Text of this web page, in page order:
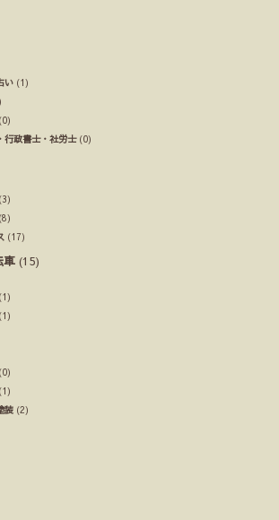
い (1)
(0)
行政書士・社労士(0)
(3)
(8)
(17)
車 (15)
(1)
(1)
(0)
(1)
装 (2)